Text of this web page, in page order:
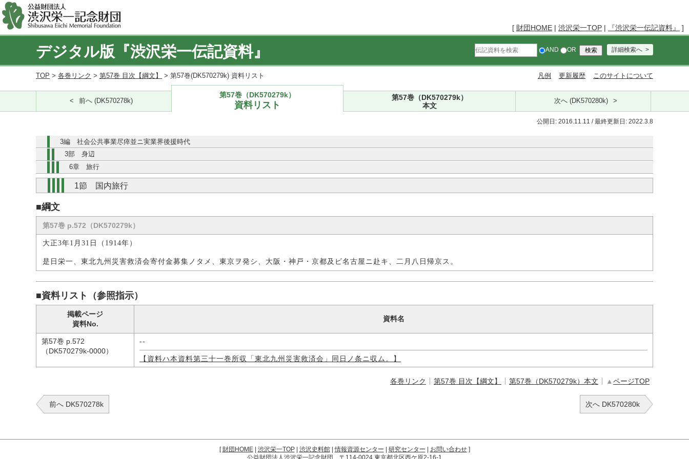
[ 財団HOME | 渋沢栄一TOP | 『渋沢栄一伝記資料』 ]
デジタル版『渋沢栄一伝記資料』 AND OR 詳細検索へ
TOP > 各巻リンク > 第57巻 目次【綱文】 > 第57巻(DK570279k) 資料リスト 凡例 更新履歴 このサイトについて
前へ (DK570278k)
第57巻（DK570279k）
資料リスト
第57巻（DK570279k）
本文
次へ (DK570280k)
公開日: 2016.11.11 / 最終更新日: 2022.3.8
3編 社会公共事業尽瘁並ニ実業界後援時代
3部 身辺
6章 旅行
1節 国内旅行
■綱文
第57巻 p.572（DK570279k）
大正3年1月31日（1914年）
是日栄一、東北九州災害救済会寄付金募集ノタメ、東京ヲ発シ、大阪・神戸・京都及ビ名古屋ニ赴キ、二月八日帰京ス。
■資料リスト（参照指示）
掲載ページ
資料No.
資料名
第57巻 p.572
（DK570279k-0000）
--
【資料ハ本資料第三十一巻所収「東北九州災害救済会」同日ノ条ニ収ム。】
各巻リンク 第57巻 目次【綱文】 第57巻（DK570279k）本文 ▲ページTOP
前へ DK570278k 次へ DK570280k
[財団HOME| 渋沢栄一TOP| 渋沢史料館|情報資源センター 研究センター お問い合わせ]
公益財団法人渋沢栄一記念財団 〒114-0024 東京都北区西ケ原2-16-1